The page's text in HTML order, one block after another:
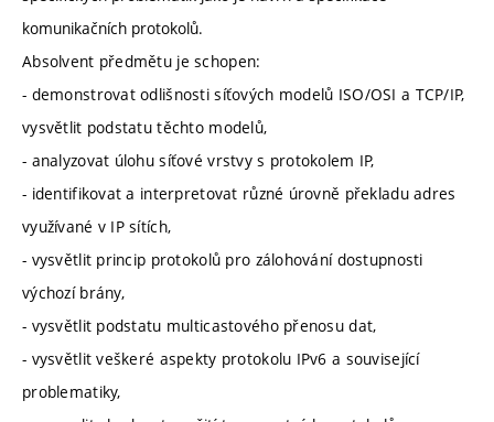
komunikačních protokolů.
Absolvent předmětu je schopen:
- demonstrovat odlišnosti síťových modelů ISO/OSI a TCP/IP,
vysvětlit podstatu těchto modelů,
- analyzovat úlohu síťové vrstvy s protokolem IP,
- identifikovat a interpretovat různé úrovně překladu adres
využívané v IP sítích,
- vysvětlit princip protokolů pro zálohování dostupnosti
výchozí brány,
- vysvětlit podstatu multicastového přenosu dat,
- vysvětlit veškeré aspekty protokolu IPv6 a související
problematiky,